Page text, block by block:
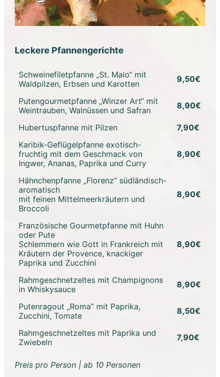
Leckere Pfannengerichte
Schweinefiletpfanne „St. Malo“ mit
Waldpilzen, Erbsen und Karotten
9,50€
Putengourmetpfanne „Winzer Art“ mit
Weintrauben, Walnüssen und Safran
8,90€
Hubertuspfanne mit Pilzen
7,90€
Karibik-Geflügelpfanne exotisch-
fruchtig mit dem Geschmack von
Ingwer, Ananas, Paprika und Curry
8,90€
Hähnchenpfanne „Florenz“ südländisch-
aromatisch
mit feinen Mittelmeerkräutern und
Broccoli
8,90€
Französische Gourmetpfanne mit Huhn
oder Pute
Schlemmern wie Gott in Frankreich mit
Kräutern der Provence, knackiger
Paprika und Zucchini
8,90€
Rahmgeschnetzeltes mit Champignons
in Whiskysauce
8,90€
Putenragout „Roma” mit Paprika,
Zucchini, Tomate
8,50€
Rahmgeschnetzeltes mit Paprika und
Zwiebeln
7,90€
Preis pro Person | ab 10 Personen